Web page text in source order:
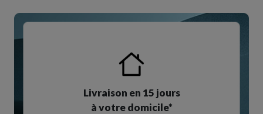
Livraison en 15 jours
à votre domicile*